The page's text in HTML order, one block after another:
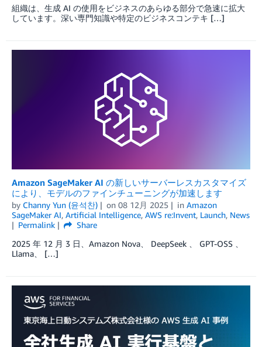
組織は、生成 AI の使用をビジネスのあらゆる部分で急速に拡大
しています。深い専門知識や特定のビジネスコンテキ […]
Amazon SageMaker AI の新しいサーバーレスカスタマイズ
により、モデルのファインチューニングが加速します
by Channy Yun (윤석찬) on 08 12月 2025 in Amazon
SageMaker AI, Artificial Intelligence, AWS re:Invent, Launch, News
Permalink
Share
2025 年 12 月 3 日、Amazon Nova、 DeepSeek 、 GPT-OSS 、
Llama、 […]